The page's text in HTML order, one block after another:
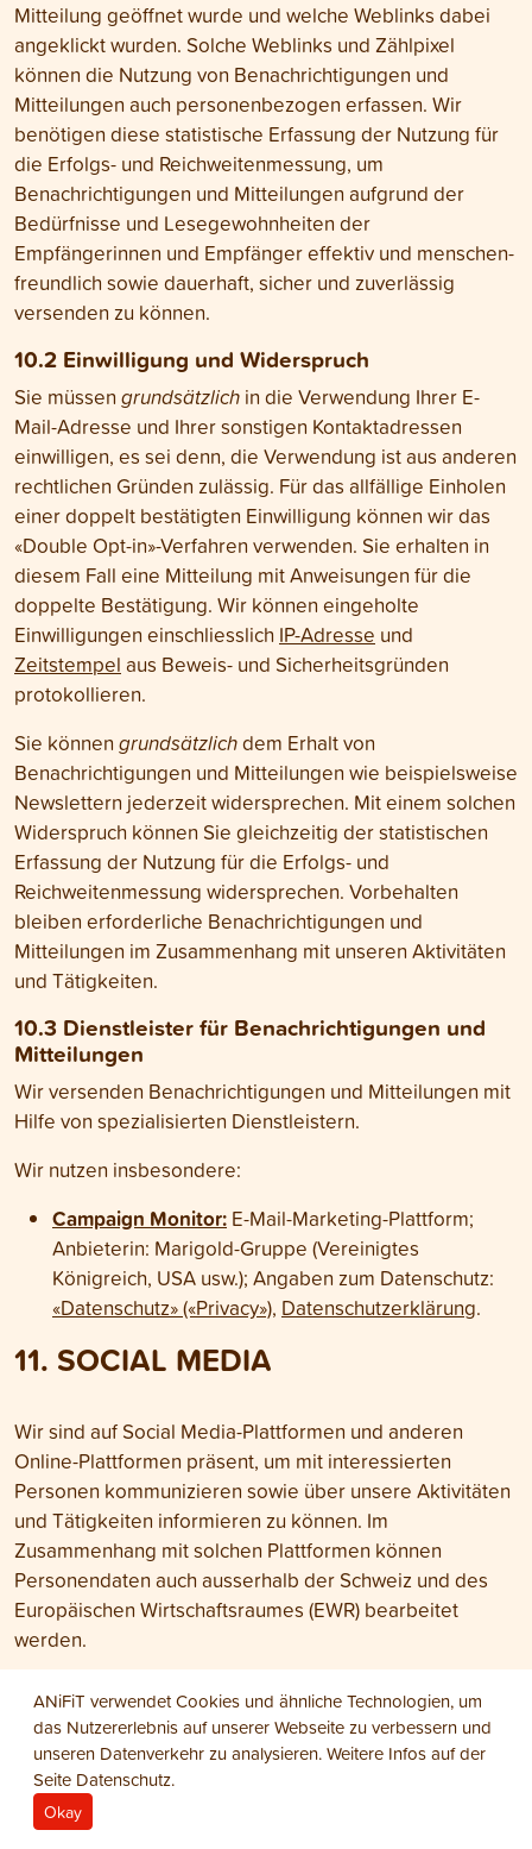
Mitteilung geöffnet wurde und welche Weblinks dabei
angeklickt wurden. Solche Weblinks und Zählpixel
können die Nutzung von Benachrichtigungen und
Mitteilungen auch personenbezogen erfassen. Wir
benötigen diese statistische Erfassung der Nutzung für
die Erfolgs- und Reichweitenmessung, um
Benachrichtigungen und Mitteilungen aufgrund der
Bedürfnisse und Lesegewohnheiten der
Empfängerinnen und Empfänger effektiv und menschen­
freundlich sowie dauerhaft, sicher und zuverlässig
versenden zu können.
10.2 Einwilligung und Wider­spruch
Sie müssen grundsätzlich in die Verwendung Ihrer E-
Mail-Adresse und Ihrer sonstigen Kontaktadressen
einwilligen, es sei denn, die Verwendung ist aus anderen
rechtlichen Gründen zulässig. Für das allfällige Einholen
einer doppelt bestätigten Einwilligung können wir das
«Double Opt-in»-Verfahren verwenden. Sie erhalten in
diesem Fall eine Mitteilung mit Anweisungen für die
doppelte Bestätigung. Wir können eingeholte
Einwilligungen einschliesslich IP-Adresse und
Zeitstempel aus Beweis- und Sicherheitsgründen
protokollieren.
Sie können grundsätzlichdem Erhalt von
Benachrichtigungen und Mitteilungen wie beispielsweise
Newslettern jederzeit widersprechen. Mit einem solchen
Widerspruch können Sie gleichzeitig der statistischen
Erfassung der Nutzung für die Erfolgs- und
Reichweitenmessung widersprechen. Vorbehalten
bleiben erforderliche Benachrichtigungen und
Mitteilungen im Zusammenhang mit unseren Aktivitäten
und Tätigkeiten.
10.3 Dienst­leister für Benach­richti­gungen und
Mit­teilungen
Wir versenden Benach­richti­gungen und Mit­teilungen mit
Hilfe von spezialisierten Dienst­leistern.
Wir nutzen insbesondere:
Campaign Monitor: E-Mail-Marketing-Plattform;
Anbieterin: Marigold-Gruppe (Vereinigtes
Königreich, USA usw.); Angaben zum Datenschutz:
«Datenschutz» («Privacy»), Datenschutzerklärung.
11. SOCIAL MEDIA
Wir sind auf Social Media-Plattformen und anderen
Online-Plattformen präsent, um mit interessierten
Personen kommunizieren sowie über unsere Aktivitäten
und Tätigkeiten informieren zu können. Im
Zusammenhang mit solchen Plattformen können
Personendaten auch ausserhalb der Schweiz und des
Europäischen Wirtschaftsraumes (EWR) bearbeitet
werden.
Es gelten jeweils auch die Allgemeinen
Geschäftsbedingungen (AGB) und
Nutzungsbedingungen sowie Datenschutzerklärungen
und sonstigen Bestimmungen der einzelnen Betreiber
solcher Plattformen. Diese Bestimmungen informieren
insbesondere über die Rechte von betroffenen
ANiFiT verwendet Cookies und ähnliche Technologien, um
das Nutzererlebnis auf unserer Webseite zu verbessern und
unseren Datenverkehr zu analysieren. Weitere Infos auf der
Seite Datenschutz.
Okay